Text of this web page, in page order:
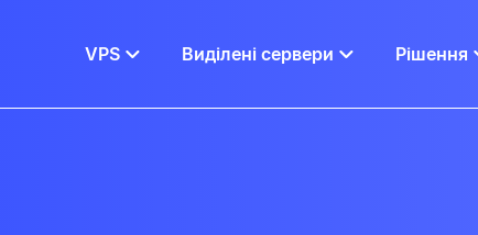
VPS Виділені сервери Рішення